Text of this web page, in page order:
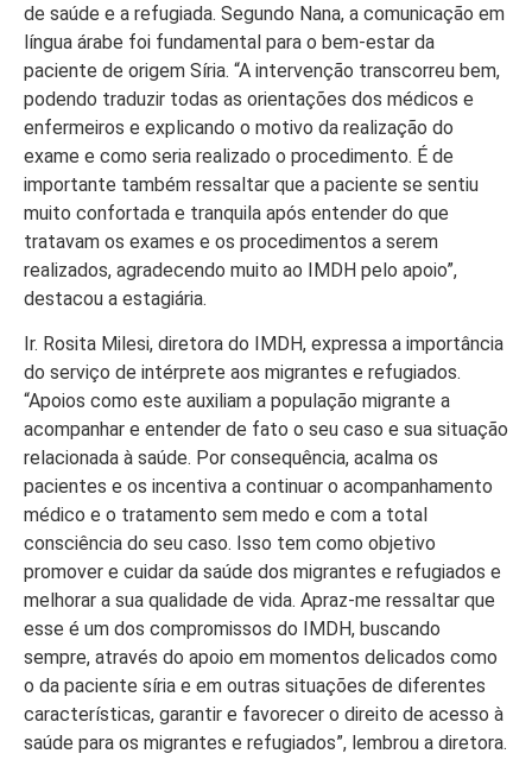
de saúde e a refugiada. Segundo Nana, a comunicação em
língua árabe foi fundamental para o bem-estar da
paciente de origem Síria. “A intervenção transcorreu bem,
podendo traduzir todas as orientações dos médicos e
enfermeiros e explicando o motivo da realização do
exame e como seria realizado o procedimento. É de
importante também ressaltar que a paciente se sentiu
muito confortada e tranquila após entender do que
tratavam os exames e os procedimentos a serem
realizados, agradecendo muito ao IMDH pelo apoio”,
destacou a estagiária.
Ir. Rosita Milesi, diretora do IMDH, expressa a importância
do serviço de intérprete aos migrantes e refugiados.
“Apoios como este auxiliam a população migrante a
acompanhar e entender de fato o seu caso e sua situação
relacionada à saúde. Por consequência, acalma os
pacientes e os incentiva a continuar o acompanhamento
médico e o tratamento sem medo e com a total
consciência do seu caso. Isso tem como objetivo
promover e cuidar da saúde dos migrantes e refugiados e
melhorar a sua qualidade de vida. Apraz-me ressaltar que
esse é um dos compromissos do IMDH, buscando
sempre, através do apoio em momentos delicados como
o da paciente síria e em outras situações de diferentes
características, garantir e favorecer o direito de acesso à
saúde para os migrantes e refugiados”, lembrou a diretora.